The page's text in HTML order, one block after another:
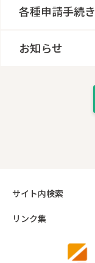
各種申請手続き
お知らせ
サイト内検索
リンク集